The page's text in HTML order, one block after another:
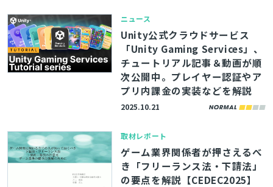
ニュース
Unity公式クラウドサービス
「Unity Gaming Services」、
チュートリアル記事＆動画が順
次公開中。プレイヤー認証やア
プリ内課金の実装などを解説
2025.10.21
取材レポート
ゲーム業界関係者が押さえるべ
き「フリーランス法・下請法」
の要点を解説【CEDEC2025】